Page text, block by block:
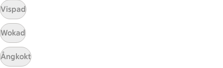
En god morgondag
Kundservice
Reklamera
Återkallelser
Vispad
Wokad
Ångkokt